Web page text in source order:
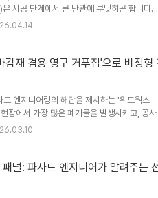
시공 단계에서 큰 난관에 부딪히곤 합니다.
유지가 어렵고, 천연 석재는 일정 두께 이하로
Fiber Reinforced Concrete)와
. GFRC는 계속 사용해 왔던 건축 외장재인
로 적용되기 시작한지..
재 겸용 영구 거푸집'으로 비정형
드 엔지니어링의 해답을 제시하는 '위드웍스
에서 가장 많은 폐기물을 발생시키고, 공사
로 콘크리트의 모양을 잡기 위해 설치했다가
BIPV 마감재 겸용 영구거푸집 기술 상용화"
개해 드립니다.Challenge: 아름다운 비정형
널: 파사드 엔지니어가 알려주는